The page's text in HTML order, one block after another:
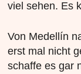
viel sehen. Es
Von Medellín
erst mal nicht
schaffe es gar